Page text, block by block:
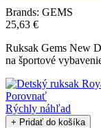
Brands: GEMS
25,63 €
Ruksak Gems New
na športové
Porovnať
Rýchly náhľad
+ Pridať do košíka